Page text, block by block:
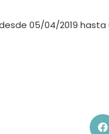
05/04/2019 hasta